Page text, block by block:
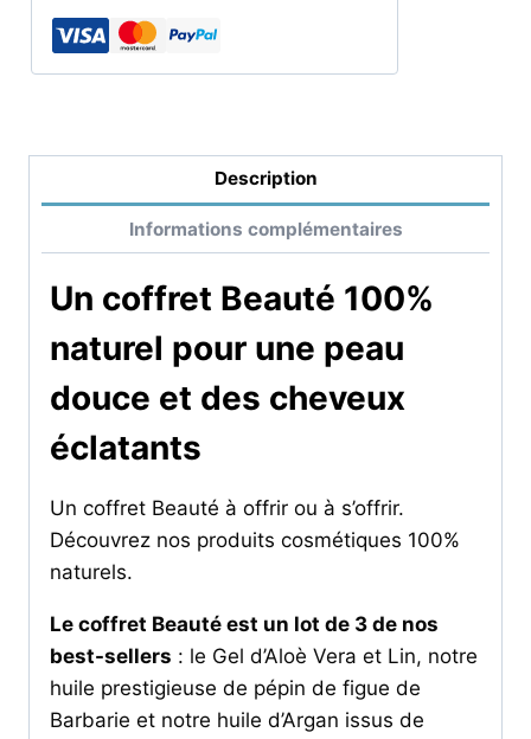
Description
Informations complémentaires
Un coffret Beauté 100%
naturel pour une peau
douce et des cheveux
éclatants
Un coffret Beauté à offrir ou à s’offrir.
Découvrez nos produits cosmétiques 100%
naturels.
Le coffret Beauté est un lot de 3 de nos
best-sellers : le Gel d’Aloè Vera et Lin, notre
huile prestigieuse de pépin de figue de
Barbarie et notre huile d’Argan issus de